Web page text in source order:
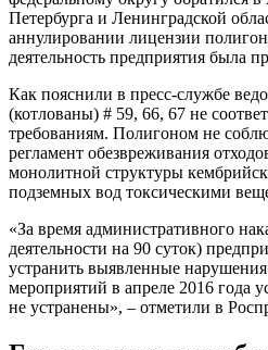
Петербурга и Ленинградской
аннулировании лицензии
деятельность предприятия была
Как пояснили в пресс-службе
(котлованы) # 59, 66, 67 не
требованиям. Полигоном не
регламент обезвреживания
монолитной структуры
подземных вод токсическими
«За время административного
деятельности на 90 суток)
устранить выявленные
мероприятий в апреле 2016 года
не устранены», – отметили в